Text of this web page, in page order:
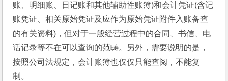
账、明细账、日记账和其他辅助性账簿)和会计凭证(含记
账凭证、相关原始凭证及应作为原始凭证附件入账备查
的有关资料)，但对于一般经营过程中的合同、书信、电
话记录等不在可以查询的范畴。另外，需要说明的是，
按照公司法规定，会计账簿也仅仅只能查阅，不能复
制。